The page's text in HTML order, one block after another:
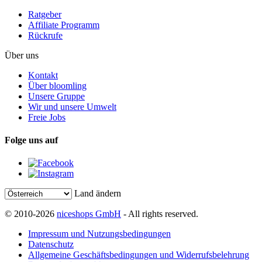
Ratgeber
Affiliate Programm
Rückrufe
Über uns
Kontakt
Über bloomling
Unsere Gruppe
Wir und unsere Umwelt
Freie Jobs
Folge uns auf
Land ändern
© 2010-2026 niceshops GmbH - All rights reserved.
Impressum und Nutzungsbedingungen
Datenschutz
Allgemeine Geschäftsbedingungen und Widerrufsbelehrung